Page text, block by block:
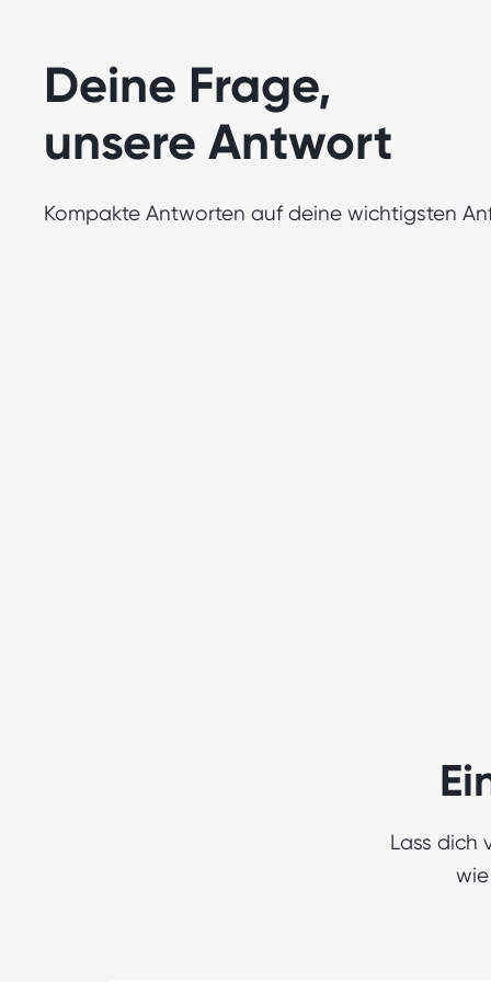
Deine Frage,
unsere Antwort
Kompakte Antworten auf deine wichtigsten
Lass dich